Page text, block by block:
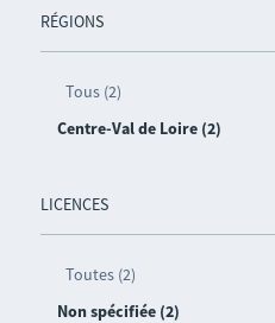
RÉGIONS
Tous (2)
Centre-Val de Loire (2)
LICENCES
Toutes (2)
Non spécifiée (2)